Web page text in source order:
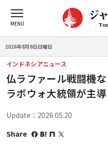
2026年8月9日日曜日
インドネシアニュース
仏ラファール戦闘機
ラボウォ大統領が主導
Update：2026.05.20
Share